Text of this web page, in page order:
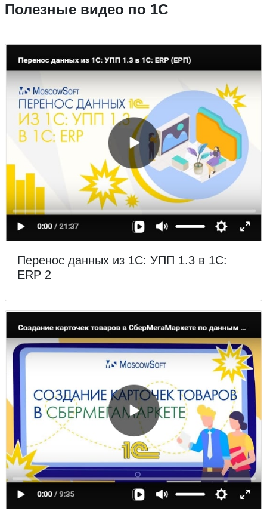
Полезные видео по 1С
Перенос данных из 1С: УПП 1.3 в 1С:
ERP 2